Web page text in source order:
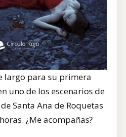
largo para su primera
uno de los escenarios de
Santa Ana de Roquetas
¿Me acompañas?